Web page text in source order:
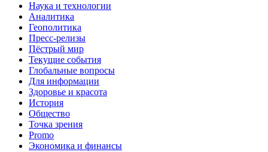
Наука и технологии
Аналитика
Геополитика
Пресс-релизы
Пёстрый мир
Текущие события
Глобальные вопросы
Для информации
Здоровье и красота
История
Общество
Точка зрения
Promo
Экономика и финансы